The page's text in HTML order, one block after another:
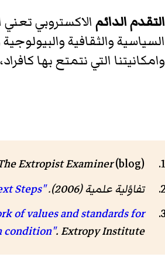
التقدم الدائم الاكستروبي
السياسية والثقافية
وامكانيتنا التي نتمتع بها
Extropist Examiner(blog).
تفاؤلية علمية (2006).
"Next Steps"
of values and standards for
condition". Extropy Institute. مؤرشف من